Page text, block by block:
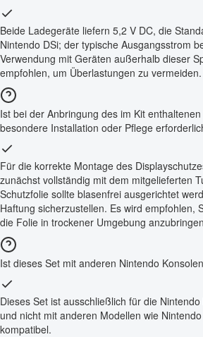
Beide Ladegeräte liefern 5,2 V DC, die
Nintendo DSi; der typische Ausgangsstrom
Verwendung mit Geräten außerhalb dieser
empfohlen, um Überlastungen zu vermeiden.
Ist bei der Anbringung des im Kit
besondere Installation oder Pflege
Für die korrekte Montage des
zunächst vollständig mit dem mitgelieferten
Schutzfolie sollte blasenfrei ausgerichtet
Haftung sicherzustellen. Es wird empfohlen,
die Folie in trockener Umgebung
Ist dieses Set mit anderen Nintendo
Dieses Set ist ausschließlich für die
und nicht mit anderen Modellen wie
kompatibel.